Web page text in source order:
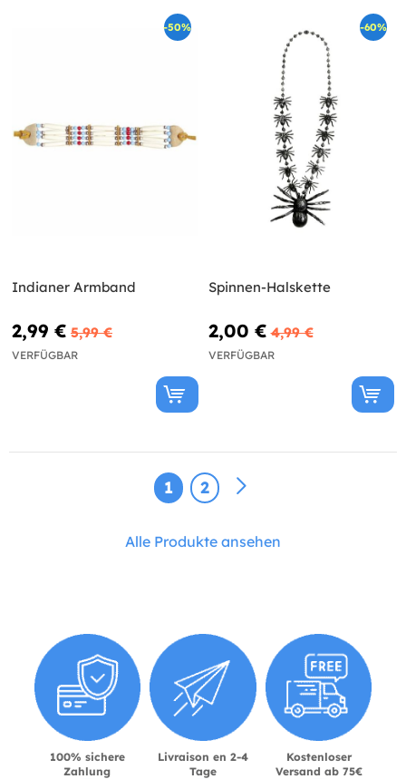
-50%
Indianer Armband
2,99 € 5,99 €
VERFÜGBAR
-60%
Spinnen-Halskette
2,00 € 4,99 €
VERFÜGBAR
1 2
Alle Produkte ansehen
100% sichere
Zahlung
Livraison en 2-4
Tage
Kostenloser
Versand ab 75€